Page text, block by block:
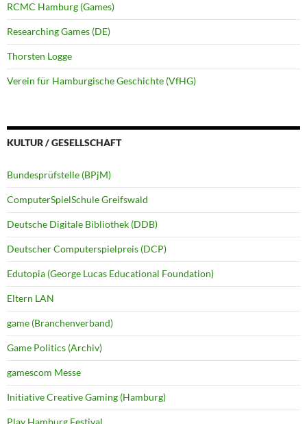
RCMC Hamburg (Games)
Researching Games (DE)
Thorsten Logge
Verein für Hamburgische Geschichte (VfHG)
KULTUR / GESELLSCHAFT
Bundesprüfstelle (BPjM)
ComputerSpielSchule Greifswald
Deutsche Digitale Bibliothek (DDB)
Deutscher Computerspielpreis (DCP)
Edutopia (George Lucas Educational Foundation)
Eltern LAN
game (Branchenverband)
Game Politics (Archiv)
gamescom Messe
Initiative Creative Gaming (Hamburg)